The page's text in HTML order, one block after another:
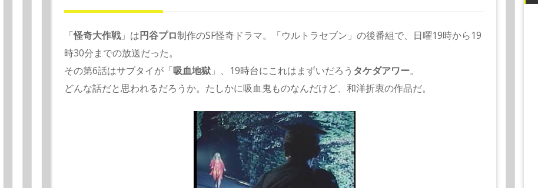
「怪奇大作戦 」は円谷プロ制作のSF怪奇ドラマ。「ウルトラセブン」の後番組で、 日曜19時から19
時30分までの放送だった。
その第6話はサブタイが「吸血地獄 」、19時台にこれはまずいだろう タケダアワー。
どんな話だと思われるだろうか。たしかに吸血鬼ものなんだけど、 和洋折衷の作品だ。